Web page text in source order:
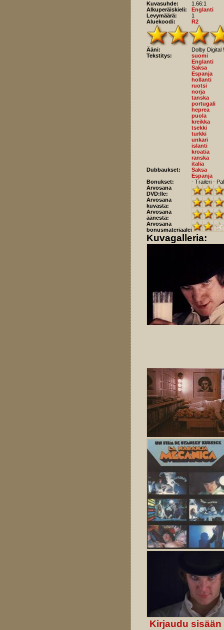
Kuvasuhde:
1.66:1
Alkuperäiskieli:
Englanti
Levymäärä:
1
Aluekoodi:
R2
Ääni:
Dolby Digital
Tekstitys:
suomi
Englanti
Saksa
Espanja
hollanti
ruotsi
norja
tanska
portugali
heprea
puola
kreikka
tsekki
turkki
unkari
islanti
kroatia
ranska
italia
Dubbaukset:
Saksa
Espanja
Bonukset:
- Traileri -
Arvosana
DVD:lle:
Arvosana
kuvasta:
Arvosana
äänestä:
Arvosana
bonusmateriaaleista:
Kuvagalleria:
Kirjaudu sisään